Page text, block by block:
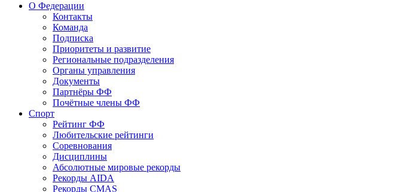
О Федерации
Контакты
Команда
Подписка
Приоритеты и развитие
Региональные подразделения
Органы управления
Документы
Партнёры ФФ
Почётные члены ФФ
Спорт
Рейтинг ФФ
Любительские рейтинги
Соревнования
Дисциплины
Абсолютные мировые рекорды
Рекорды AIDA
Рекорды CMAS